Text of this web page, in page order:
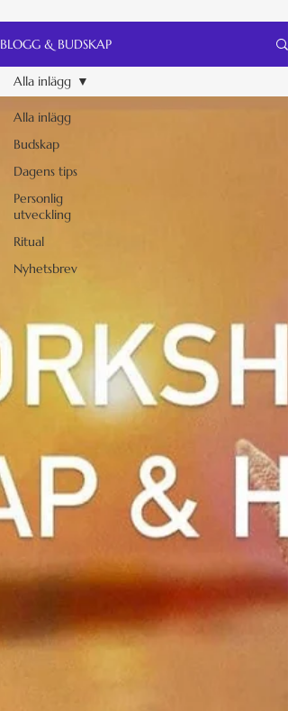
BLOGG & BUDSKAP
Alla inlägg
Budskap
Dagens tips
Personlig
utveckling
Ritual
Nyhetsbrev
Alla inlägg